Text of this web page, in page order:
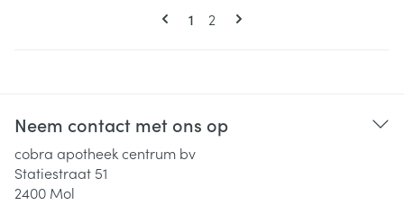
Pagina's
U lees momenteel pagina
1 Pagina
2
Neem contact met ons op
cobra apotheek centrum bv
Statiestraat 51
2400 Mol